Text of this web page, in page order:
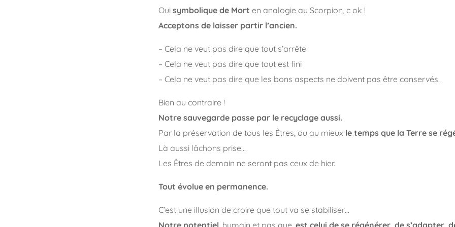
Oui symbolique de Mort en analogie au Scorpion, c ok !
Acceptons de laisser partir l’ancien.
– Cela ne veut pas dire que tout s’arrête
– Cela ne veut pas dire que tout est fini
– Cela ne veut pas dire que les bons aspects ne doivent pas être conservés.
Bien au contraire !
Notre sauvegarde passe par le recyclage aussi.
Par la préservation de tous les Êtres, ou au mieux le temps que la Terre se
Là aussi lâchons prise…
Les Êtres de demain ne seront pas ceux de hier.
Tout évolue en permanence.
C’est une illusion de croire que tout va se stabiliser…
Notre potentiel , humain et pas que, est celui de se régénérer, de s’adapter,